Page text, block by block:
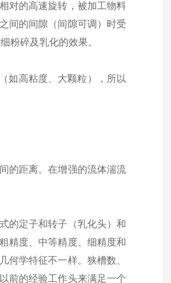
对的高速旋转，被加工物料
间的间隙（间隙可调）时受
粉碎及乳化的效果。
如高粘度、大颗粒），所以
的距离。在增强的流体湍流
的定子和转子（乳化头）和
精度、中等精度、细精度和
何学特征不一样。狭槽数、
前的经验工作头来满足一个